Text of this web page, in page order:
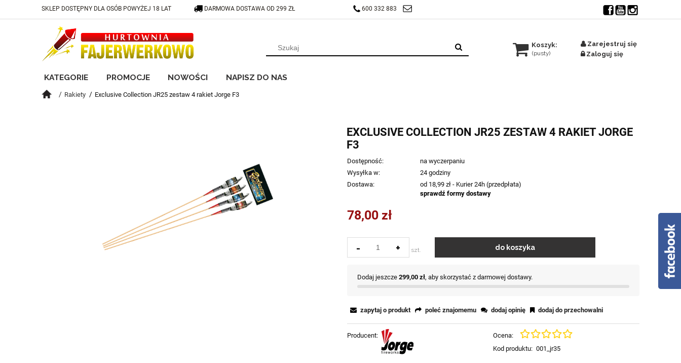
Zarejestruj się
Zaloguj się
Koszyk:
(pusty)
KATEGORIE PROMOCJE NOWOŚCI NAPISZ DO NAS
Rakiety Exclusive Collection JR25 zestaw 4 rakiet Jorge F3
SKLEP DOSTĘPNY DLA OSÓB POWYŻEJ 18 LAT DARMOWA DOSTAWA OD 299 ZŁ 600 332 883
EXCLUSIVE COLLECTION JR25 ZESTAW 4 RAKIET JORGE
F3
Dostępność:
na wyczerpaniu
Wysyłka w:
24 godziny
Dostawa:
od 18,99 zł - Kurier 24h (przedpłata)
sprawdź formy dostawy
78,00 zł
- + szt. do koszyka
Dodaj jeszcze 299,00 zł, aby skorzystać z darmowej dostawy.
Ocena:
Producent:
Kod produktu: 001_jr35
zapytaj o produkt poleć znajomemu dodaj opinię dodaj do przechowalni